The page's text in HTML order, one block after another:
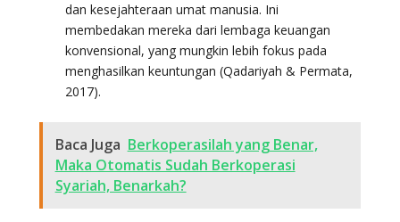
dan kesejahteraan umat manusia. Ini
membedakan mereka dari lembaga keuangan
konvensional, yang mungkin lebih fokus pada
menghasilkan keuntungan (Qadariyah & Permata,
2017).
Baca Juga Berkoperasilah yang Benar,
Maka Otomatis Sudah Berkoperasi
Syariah, Benarkah?